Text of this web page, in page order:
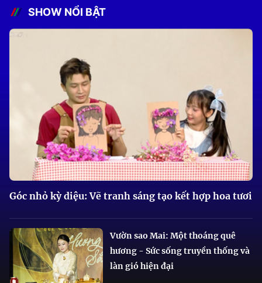
SHOW NỔI BẬT
Góc nhỏ kỳ diệu: Vẽ tranh sáng tạo kết hợp hoa tươi
Vườn sao Mai: Một thoáng quê
hương - Sức sống truyền thống và
làn gió hiện đại